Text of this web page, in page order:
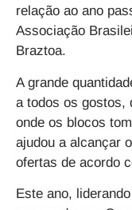
relação ao ano
Associação
Braztoa.
A grande
a todos os gostos,
onde os blocos
ajudou a alcançar
ofertas de acordo
Este ano,